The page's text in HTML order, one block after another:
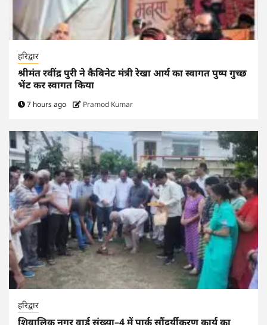
हरिद्वार
श्रीमंत रवींद्र पुरी ने कैबिनेट मंत्री रेखा आर्य का स्वागत पुष्प गुच्छ
भेंट कर स्वागत किया
7 hours ago Pramod Kumar
हरिद्वार
शिवालिक नगर वार्ड संख्या–4 में पार्क सौंदर्यीकरण कार्य का